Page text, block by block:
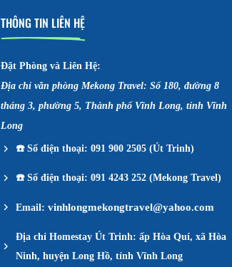
THÔNG TIN LIÊN HỆ
Đặt Phòng và Liên Hệ:
Địa chỉ văn phòng Mekong Travel: Số 180, đường 8
tháng 3, phường 5, Thành phố Vĩnh Long, tỉnh Vĩnh
Long
☎️Số điện thoại: 091 900 2505 (Út Trinh)
☎️Số điện thoại: 091 4243 252 (Mekong Travel)
Email: vinhlongmekongtravel@yahoo.com
Địa chỉ Homestay Út Trinh: ấp Hòa Quí, xã Hòa
Ninh, huyện Long Hồ, tỉnh Vĩnh Long